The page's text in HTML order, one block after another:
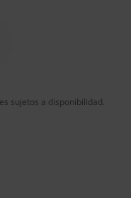
sujetos a disponibilidad.